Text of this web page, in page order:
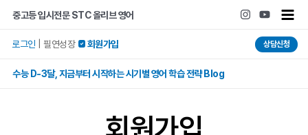
건너뛰기
중고등 입시전문 STC 올리브 영어
Main
로그인 필연성장  회원가입 상담신청
수능 D-3달, 지금부터 시작하는 시기별 영어 학습 전략 Blog
회원가입